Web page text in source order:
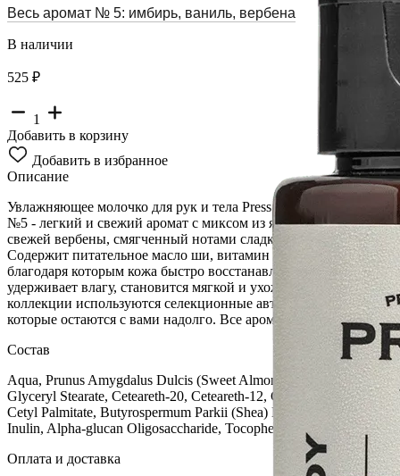
Весь аромат № 5: имбирь, ваниль, вербена
В наличии
525 ₽
1
Добавить в корзину
Добавить в избранное
Описание
Увлажняющее молочко для рук и тела Press Gurwitz Perfumerie
№5 - легкий и свежий аромат с миксом из яркого имбиря и
свежей вербены, смягченный нотами сладкой ванили.
Содержит питательное масло ши, витамин Е и пантенол,
благодаря которым кожа быстро восстанавливается и
удерживает влагу, становится мягкой и ухоженной. В
коллекции используются селекционные авторские ароматы,
которые остаются с вами надолго. Все ароматы унисекс.
Состав
Aqua, Prunus Amygdalus Dulcis (Sweet Almond) Oil, Glycerin,
Glyceryl Stearate, Ceteareth-20, Ceteareth-12, Cetearyl Alcohol,
Cetyl Palmitate, Butyrospermum Parkii (Shea) Butter, Niacinamide,
Inulin, Alpha-glucan Oligosaccharide, Tocopheryl Acetate, Capryli
Оплата и доставка